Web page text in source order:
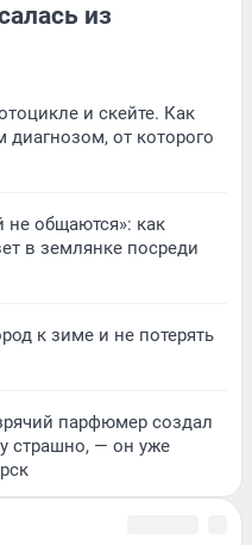
из
и скейте. Как
от которого
не общаются»: как
в землянке посреди
к зиме и не потерять
парфюмер создал
страшно, — он уже